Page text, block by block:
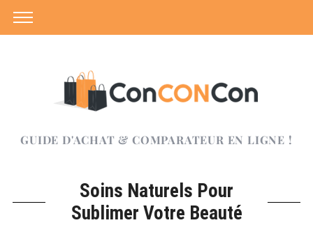
GUIDE D'ACHAT & COMPARATEUR EN LIGNE !
Soins Naturels Pour
Sublimer Votre Beauté